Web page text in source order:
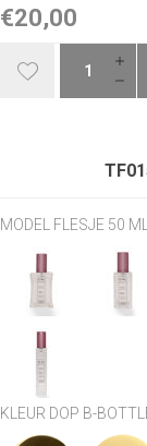
€20,00
MODEL FLESJE 50
KLEUR DOP B-